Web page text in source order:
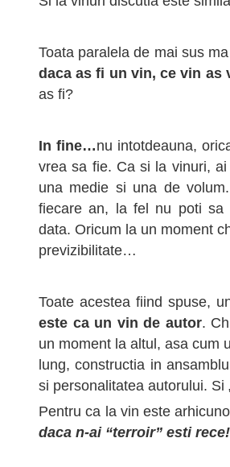
Toata paralela de mai sus
daca as fi un vin, ce vin as
as fi?
In fine…nu intotdeauna,
vrea sa fie. Ca si la vinuri,
una medie si una de
fiecare an, la fel nu poti sa
data. Oricum la un moment
previzibilitate…
Toate acestea fiind spuse,
este ca un vin de autor.
un moment la altul, asa cum
lung, constructia in
si personalitatea autorului. Si
Pentru ca la vin este
daca n-ai “terroir” esti rece!